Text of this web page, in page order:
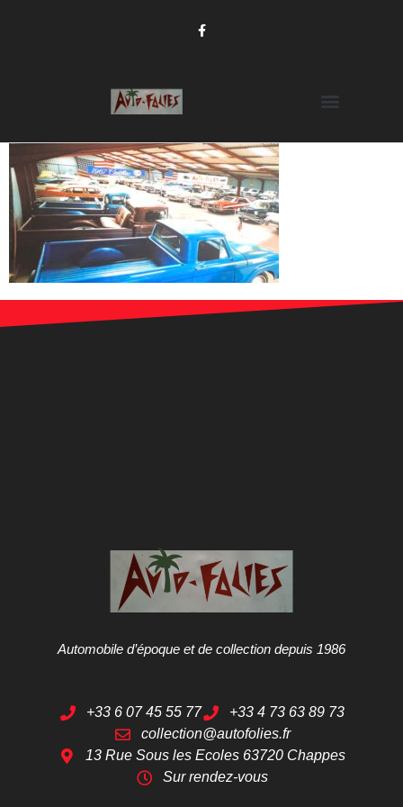
Automobile d’époque et de collection depuis 1986
+33 6 07 45 55 77
+33 4 73 63 89 73
collection@autofolies.fr
13 Rue Sous les Ecoles 63720 Chappes
Sur rendez-vous